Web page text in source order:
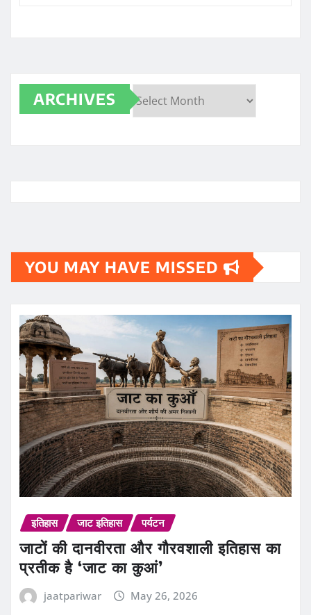
ARCHIVES
YOU MAY HAVE MISSED
इतिहास जाट इतिहास पर्यटन
जाटों की दानवीरता और गौरवशाली इतिहास का
प्रतीक है ‘जाट का कुआं’
jaatpariwar May 26, 2026